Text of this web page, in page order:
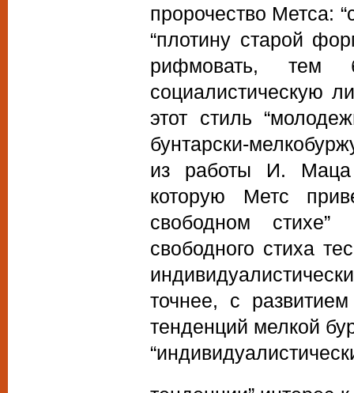
пророчество Метса:
“плотину старой
рифмовать, тем
социалистическую
этот стиль
бунтарски-
из работы И. Маца
которую Метс
свободном стихе”
свободного стиха
точнее, с
тенденций мелкой